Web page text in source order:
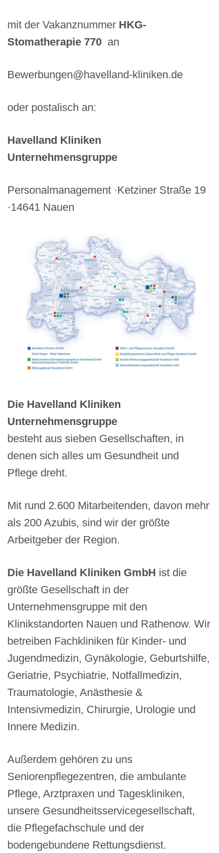
mit der Vakanznummer HKG-
Stomatherapie 770 an
Bewerbungen@havelland-kliniken.de
oder postalisch an:
Havelland Kliniken
Unternehmensgruppe
Personalmanagement ·Ketziner Straße 19
·14641 Nauen
Die Havelland Kliniken
Unternehmensgruppe
besteht aus sieben Gesellschaften, in
denen sich alles um Gesundheit und
Pflege dreht.
Mit rund 2.600 Mitarbeitenden, davon mehr
als 200 Azubis, sind wir der größte
Arbeitgeber der Region.
Die Havelland Kliniken GmbH ist die
größte Gesellschaft in der
Unternehmensgruppe mit den
Klinikstandorten Nauen und Rathenow. Wir
betreiben Fachkliniken für Kinder- und
Jugendmedizin, Gynäkologie, Geburtshilfe,
Geriatrie, Psychiatrie, Notfallmedizin,
Traumatologie, Anästhesie &
Intensivmedizin, Chirurgie, Urologie und
Innere Medizin.
Außerdem gehören zu uns
Seniorenpflegezentren, die ambulante
Pflege, Arztpraxen und Tageskliniken,
unsere Gesundheitsservicegesellschaft,
die Pflegefachschule und der
bodengebundene Rettungsdienst.